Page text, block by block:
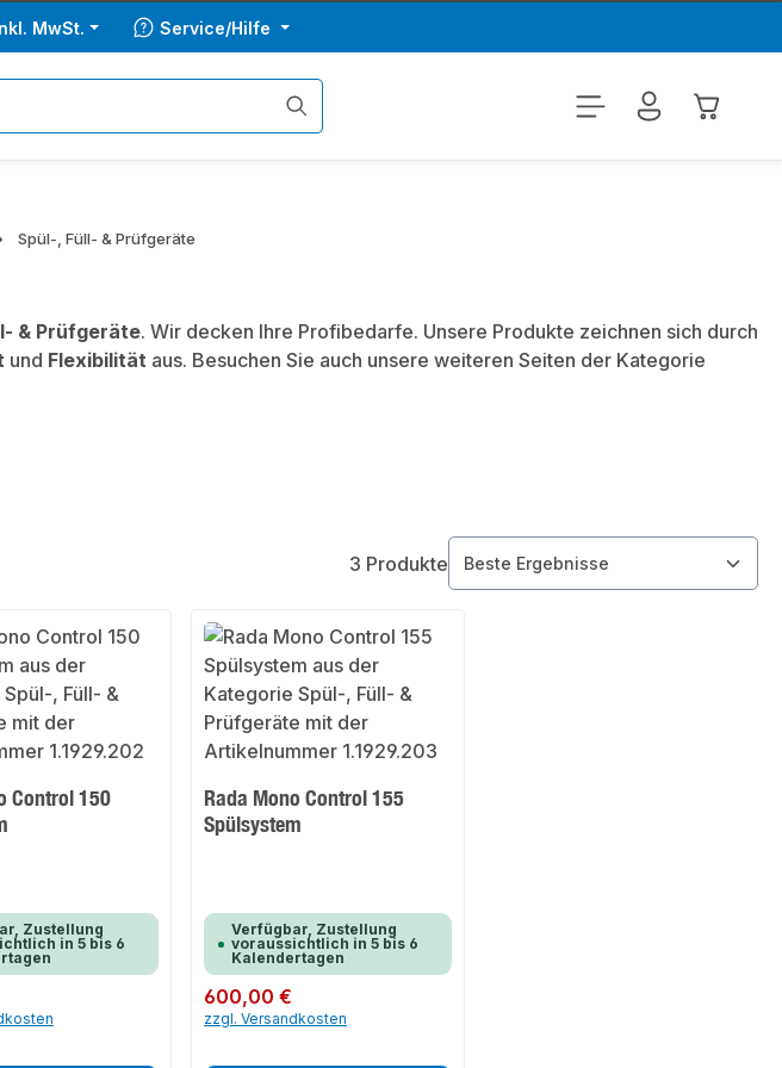
MwSt. Service/Hilfe
Spül-, Füll- & Prüfgeräte
& Prüfgeräte. Wir decken Ihre Profibedarfe. Unsere Produkte zeichnen sich durch
und Flexibilität aus. Besuchen Sie auch unsere weiteren Seiten der Kategorie
3 Produkte
Control 150
Zustellung
in 5 bis 6
Rada Mono Control 155
Spülsystem
Verfügbar, Zustellung
voraussichtlich in 5 bis 6
Kalendertagen
Regulärer Preis:
600,00 €
zzgl. Versandkosten